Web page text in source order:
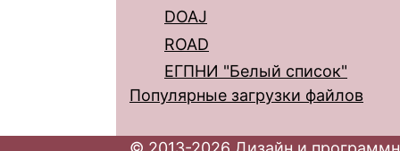
DOAJ
ROAD
ЕГПНИ "Белый список"
Популярные загрузки файлов